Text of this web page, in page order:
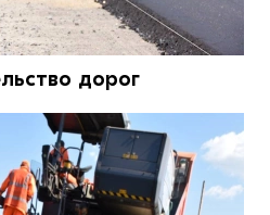
дорог